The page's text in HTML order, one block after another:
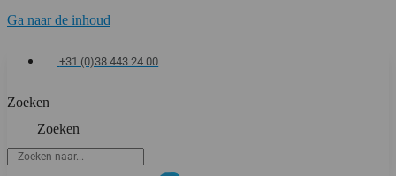
Ga naar de inhoud
+31 (0)38 443 24 00
Zoeken
Zoeken